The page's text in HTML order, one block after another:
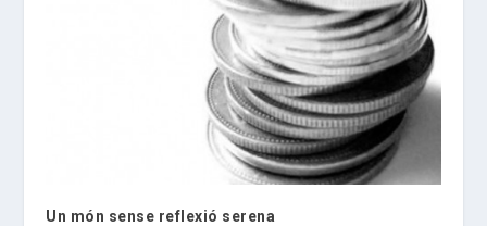
Un món sense reflexió serena